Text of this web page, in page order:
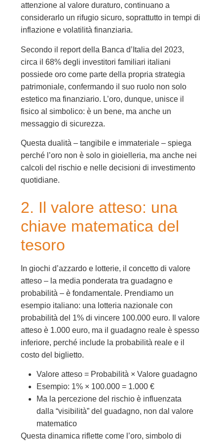
attenzione al valore duraturo, continuano a
considerarlo un rifugio sicuro, soprattutto in tempi di
inflazione e volatilità finanziaria.
Secondo il report della Banca d’Italia del 2023,
circa il 68% degli investitori familiari italiani
possiede oro come parte della propria strategia
patrimoniale, confermando il suo ruolo non solo
estetico ma finanziario. L’oro, dunque, unisce il
fisico al simbolico: è un bene, ma anche un
messaggio di sicurezza.
Questa dualità – tangibile e immateriale – spiega
perché l’oro non è solo in gioielleria, ma anche nei
calcoli del rischio e nelle decisioni di investimento
quotidiane.
2. Il valore atteso: una
chiave matematica del
tesoro
In giochi d’azzardo e lotterie, il concetto di valore
atteso – la media ponderata tra guadagno e
probabilità – è fondamentale. Prendiamo un
esempio italiano: una lotteria nazionale con
probabilità del 1% di vincere 100.000 euro. Il valore
atteso è 1.000 euro, ma il guadagno reale è spesso
inferiore, perché include la probabilità reale e il
costo del biglietto.
Valore atteso = Probabilità × Valore guadagno
Esempio: 1% × 100.000 = 1.000 €
Ma la percezione del rischio è influenzata
dalla “visibilità” del guadagno, non dal valore
matematico
Questa dinamica riflette come l’oro, simbolo di